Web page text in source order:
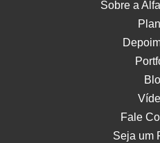
Sobre a
Fale
Seja um